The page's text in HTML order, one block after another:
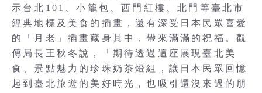
示台北101、小籠包、西門紅樓、北門等臺北市
經典地標及美食的插畫，還有深受日本民眾喜愛
的「月老」插畫藏身其中，帶來滿滿的祝福。觀
傳局長王秋冬說，「期待透過這座展現臺北美
食、景點魅力的珍珠奶茶燈組，讓日本民眾回憶
起到臺北旅遊的美好時光，也吸引還沒來過的朋